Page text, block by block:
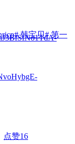
# 韩宝贝# 第一
点赞16